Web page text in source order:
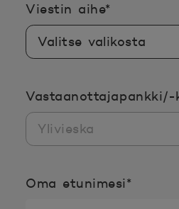
Viestin aihe*
Oma etunimesi*